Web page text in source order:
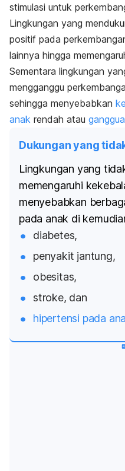
stimulasi untuk
Lingkungan yang
positif pada
lainnya hingga
Sementara lingkungan
mengganggu
sehingga menyebabkan
anak rendah atau
Dukungan yang
Lingkungan yang
memengaruhi
menyebabkan
pada anak di
diabetes,
penyakit jantung,
obesitas,
stroke, dan
hipertensi pada